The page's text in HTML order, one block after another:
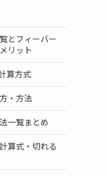
とフィーバー
リット
算方式
・方法
一覧まとめ
算式・切れる